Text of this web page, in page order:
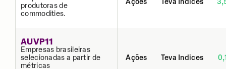
produtoras de
commodities.
AUVP11
Empresas brasileiras
selecionadas a partir de
métricas
Ações Teva Indices